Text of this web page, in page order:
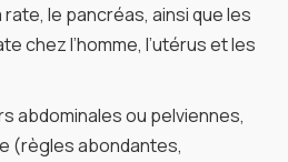
le pancréas, ainsi que les
chez l’homme, l’utérus et les
abdominales ou pelviennes,
(règles abondantes,